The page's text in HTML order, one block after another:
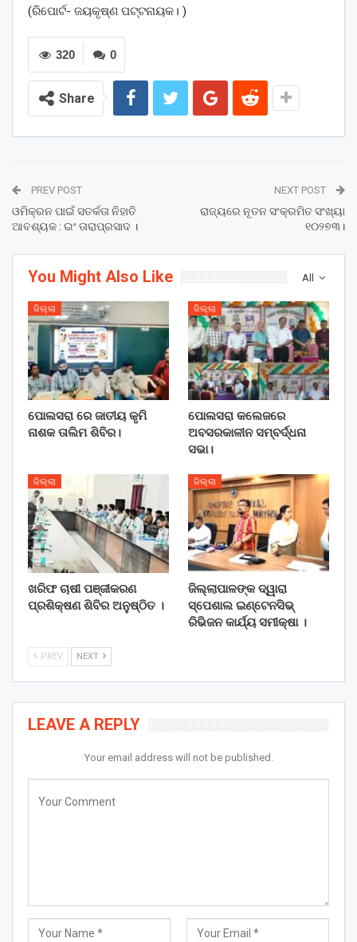
(ରିପୋର୍ଟ- ଜୟକୃଷ୍ଣ ପଟ୍ଟନାୟକ। )
0
320
Share
PREV POST
ଓମିକ୍ରନ ପାଇଁ ସତର୍କତା ନିହାତି
ଆବଶ୍ୟକ : ଇଂ ତାରାପ୍ରସାଦ ।
NEXT POST
ରାଜ୍ୟରେ ନୂତନ ସଂକ୍ରମିତ ସଂଖ୍ୟା
୧୦୨୭୩।
All
You Might Also Like
ଜିଲ୍ଲା
ପୋଲସରା ରେ ଜାତୀୟ କୃମି
ନାଶକ ତାଲିମ ଶିବିର।
ଜିଲ୍ଲା
ପୋଲସରା କଲେଜରେ
ଅବସରକାଳୀନ ସମ୍ବର୍ଦ୍ଧନା
ସଭା।
ଜିଲ୍ଲା
ଖରିଫ ଚାଷୀ ପଞ୍ଜୀକରଣ
ପ୍ରଶିକ୍ଷଣ ଶିବିର ଅନୁଷ୍ଠିତ ।
ଜିଲ୍ଲା
ଜିଲ୍ଲାପାଳଙ୍କ ଦ୍ୱାରା
ସ୍ପେଶାଲ ଇଣ୍ଟେନସିଭ୍
ରିଭିଜନ କାର୍ଯ୍ୟ ସମୀକ୍ଷା ।
PREV NEXT
LEAVE A REPLY
Your email address will not be published.